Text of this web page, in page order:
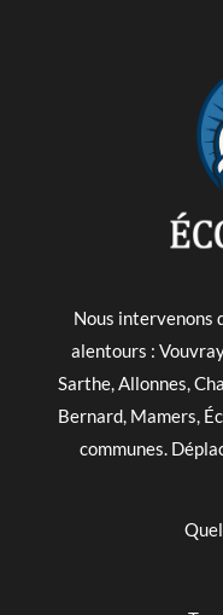
Nous intervenons
alentours :
Sarthe, Allonnes,
Bernard, Mamers,
communes.